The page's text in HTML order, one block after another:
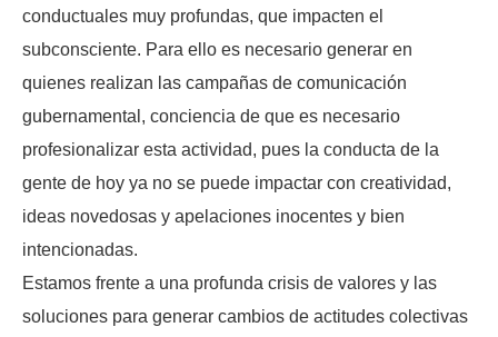
conductuales muy profundas, que impacten el
subconsciente. Para ello es necesario generar en
quienes realizan las campañas de comunicación
gubernamental, conciencia de que es necesario
profesionalizar esta actividad, pues la conducta de la
gente de hoy ya no se puede impactar con creatividad,
ideas novedosas y apelaciones inocentes y bien
intencionadas.
Estamos frente a una profunda crisis de valores y las
soluciones para generar cambios de actitudes colectivas